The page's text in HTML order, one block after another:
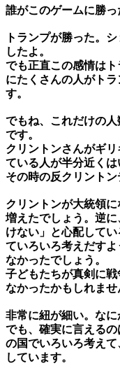
誰がこのゲームに勝っ
トランプが勝った。
したよ。
でも正直この感情は
にたくさんの人がト
す。
でもね、これだけの
です。
クリントンさんがギ
ている人が半分近くは
その時の反クリントン
クリントンが大統領
増えたでしょう。逆
けない」と心配して
ていろいろ考えだす
なかったでしょう。
子どもたちが真剣に
なかったかもしれませ
非常に紐が細い。なに
でも、確実に言える
の国でいろいろ考え
しています。